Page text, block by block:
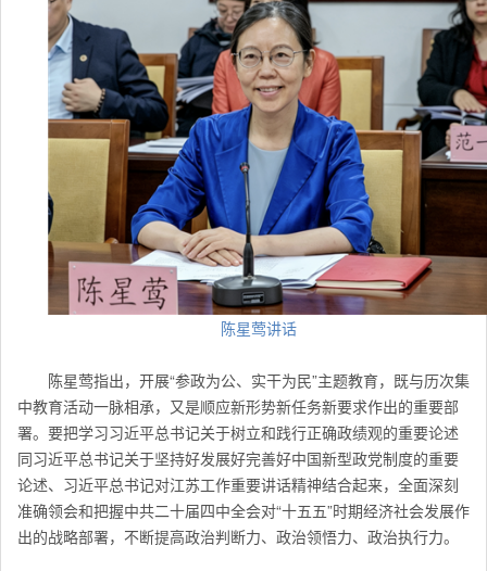
陈星莺讲话
陈星莺指出，开展“参政为公、实干为民”主题教育，既与历次集
中教育活动一脉相承，又是顺应新形势新任务新要求作出的重要部
署。要把学习习近平总书记关于树立和践行正确政绩观的重要论述
同习近平总书记关于坚持好发展好完善好中国新型政党制度的重要
论述、习近平总书记对江苏工作重要讲话精神结合起来，全面深刻
准确领会和把握中共二十届四中全会对“十五五”时期经济社会发展作
出的战略部署，不断提高政治判断力、政治领悟力、政治执行力。